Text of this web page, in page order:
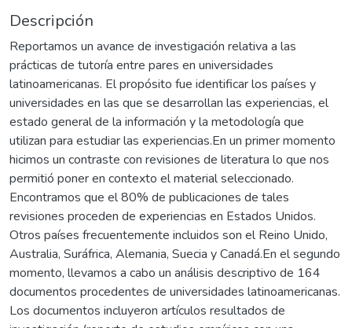
Descripción
Reportamos un avance de investigación relativa a las
prácticas de tutoría entre pares en universidades
latinoamericanas. El propósito fue identificar los países y
universidades en las que se desarrollan las experiencias, el
estado general de la información y la metodología que
utilizan para estudiar las experiencias.En un primer momento
hicimos un contraste con revisiones de literatura lo que nos
permitió poner en contexto el material seleccionado.
Encontramos que el 80% de publicaciones de tales
revisiones proceden de experiencias en Estados Unidos.
Otros países frecuentemente incluidos son el Reino Unido,
Australia, Suráfrica, Alemania, Suecia y Canadá.En el segundo
momento, llevamos a cabo un análisis descriptivo de 164
documentos procedentes de universidades latinoamericanas.
Los documentos incluyeron artículos resultados de